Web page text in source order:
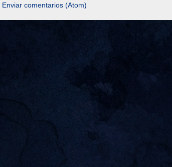
Enviar comentarios (Atom)